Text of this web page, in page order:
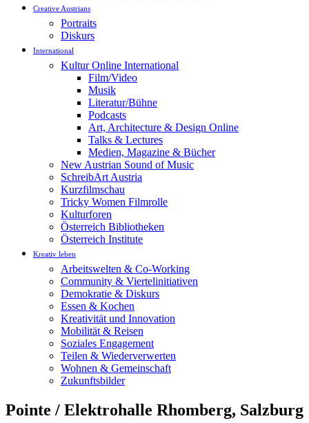
Creative Austrians
Portraits
Diskurs
International
Kultur Online International
Film/Video
Musik
Literatur/Bühne
Podcasts
Art, Architecture & Design Online
Talks & Lectures
Medien, Magazine & Bücher
New Austrian Sound of Music
SchreibArt Austria
Kurzfilmschau
Tricky Women Filmrolle
Kulturforen
Österreich Bibliotheken
Österreich Institute
Kreativ leben
Arbeitswelten & Co-Working
Community & Viertelinitiativen
Demokratie & Diskurs
Essen & Kochen
Kreativität und Innovation
Mobilität & Reisen
Soziales Engagement
Teilen & Wiederverwerten
Wohnen & Gemeinschaft
Zukunftsbilder
Pointe / Elektrohalle Rhomberg, Salzburg